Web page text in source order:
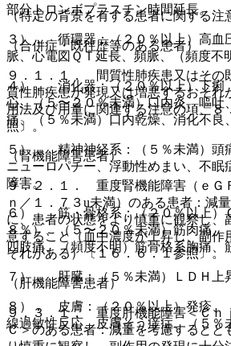
（特定の背景を有する患者に関する注
（合併症・既往歴等のある患者）
９．１．１． 間質性肺疾患又はその
質性肺疾患が発現又は増悪するおそれ
用法及び用量に関連する注意の項、８
照〕。
（腎機能障害患者）
９．２．１． 重度腎機能障害（ｅＧ
ｎ／１．７３u未満）のある患者：減
に、患者の状態をより慎重に観察し、
意すること（血中濃度が上昇し、副作
それがある）〔１６．６．１参照〕。
（肝機能障害患者）
９．３．１． 重度肝機能障害＜Ｃｈ
Ｃ＞のある患者：減量を考慮するとと
部分トロンボプラスチン時間延長。
３）． 循環器：（２０％以上）高血
脈、心電図ＱＴ延長、頻脈、（頻度不
４）． 消化器：（２０％以上）下痢
心、（５〜２０％未満）口内炎、嘔吐
痛、（５％未満）口内乾燥、消化不良
５）． 精神神経系：（５％未満）頭
ニューロパチー、浮動性めまい、不眠
障害。
６）． 筋・骨格系：（２０％以上）
８％）、（５〜２０％未満）筋肉痛、
四肢痛、（頻度不明）筋骨格系胸痛、
７）． 肝臓：（５％未満）ＬＤＨ上
８）． 皮膚：（２０％以上）発疹、
線過敏性反応、皮膚そう痒症、（５％